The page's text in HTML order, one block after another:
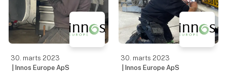
mod 70%.
Ved korrekt asfalt-
tykkelse, sikres
30. marts 2023
| Innos Europe ApS
30. marts 2023
| Innos Europe ApS